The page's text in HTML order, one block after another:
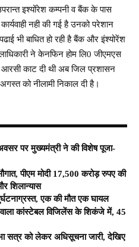
इश्योंरेश कम्पनी व बैंक के पास
नही की गई है उनको परेशान
भी बाधित हो रही है बैंक और इंश्योरेंश
ने केनफिन होम लि0 जीएमएस
काट दी थी अब जिल प्रशासन
को नीलामी निकाल दी है।
पर मुख्यमंत्री ने की विशेष पूजा-
पीएम मोदी 17,500 करोड़ रुपए की
शिलान्यास
एक की मौत एक घायल
वाला कांस्टेबल विजिलेंस के शिकंजे में, 45
सत्र को लेकर अधिसूचना जारी, देखिए